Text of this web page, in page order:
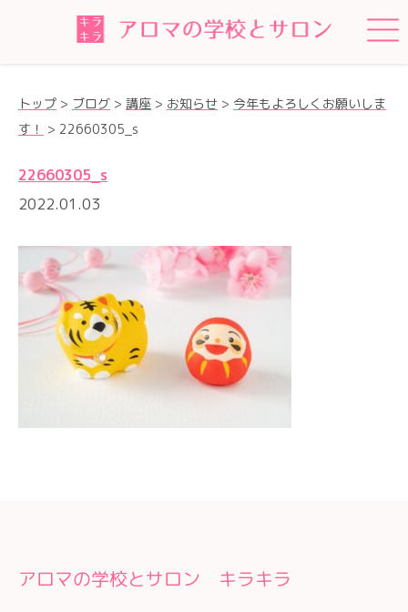
トップ > ブログ > 講座 > お知らせ > 今年もよろしくお願いしま
す！ > 22660305_s
22660305_s
2022.01.03
アロマの学校とサロン キラキラ